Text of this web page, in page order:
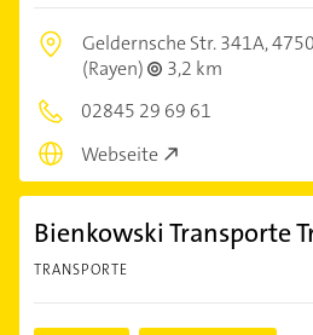
Geldernsche Str. 341A,
(Rayen)
3,2 km
02845 29 69 61
Webseite
Bienkowski Transporte
TRANSPORTE